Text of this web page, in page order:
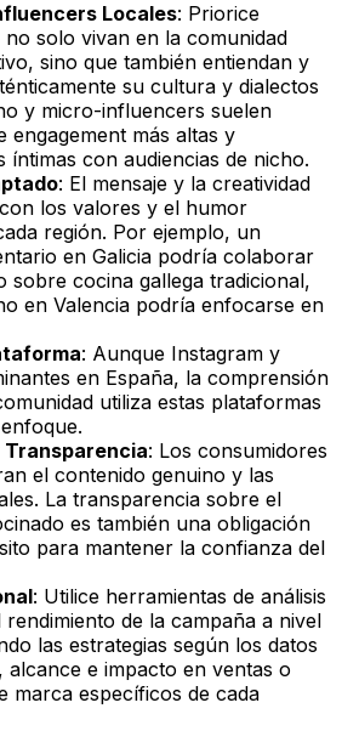
Locales: Priorice
solo vivan en la comunidad
sino que también entiendan y
su cultura y dialectos
y micro-influencers suelen
engagement más altas y
íntimas con audiencias de nicho.
: El mensaje y la creatividad
los valores y el humor
región. Por ejemplo, un
en Galicia podría colaborar
sobre cocina gallega tradicional,
en Valencia podría enfocarse en
: Aunque Instagram y
en España, la comprensión
utiliza estas plataformas
: Los consumidores
el contenido genuino y las
La transparencia sobre el
es también una obligación
para mantener la confianza del
: Utilice herramientas de análisis
de la campaña a nivel
las estrategias según los datos
alcance e impacto en ventas o
marca específicos de cada